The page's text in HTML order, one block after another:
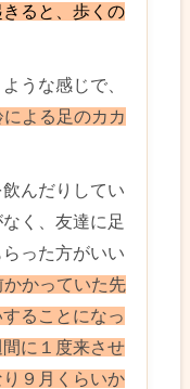
ると、歩くの
うな感じで、
による足のカカ
んだりしてい
く、友達に足
った方がいい
かっていた先
ることになっ
に１度来させ
９月くらいか